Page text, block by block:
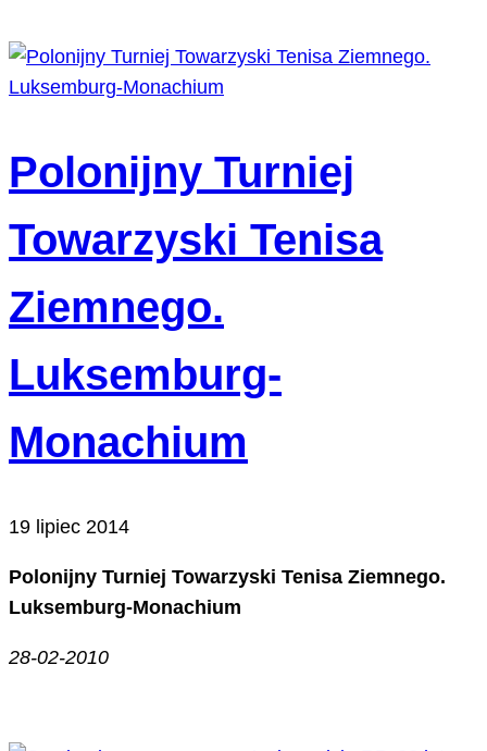
Polonijny Turniej
Towarzyski Tenisa
Ziemnego.
Luksemburg-
Monachium
19 lipiec 2014
Polonijny Turniej Towarzyski Tenisa Ziemnego.
Luksemburg-Monachium
28-02-2010